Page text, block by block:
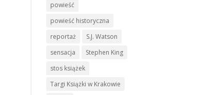
powieść
powieść historyczna
reportaż
S.J. Watson
sensacja
Stephen King
stos książek
Targi Książki w Krakowie